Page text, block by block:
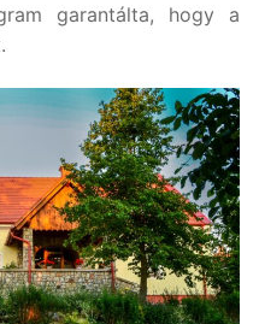
garantálta, hogy a